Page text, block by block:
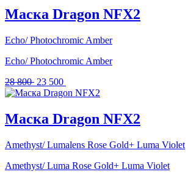
Маска Dragon NFX2
Echo/ Photochromic Amber
Echo/ Photochromic Amber
28 800 Первоначальная
цена
800 .
23 500
цена:
500 .
Маска Dragon NFX2
Amethyst/ Lumalens Rose Gold+ Luma Violet
Amethyst/ Luma Rose Gold+ Luma Violet